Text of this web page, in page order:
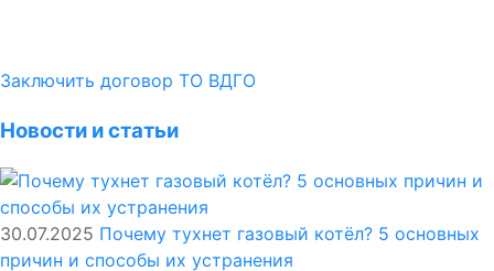
Заключить договор ТО ВДГО
Новости и статьи
30.07.2025 Почему тухнет газовый котёл? 5 основных
причин и способы их устранения